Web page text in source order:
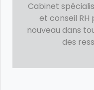
Cabinet
et conseil
nouveau dans
des